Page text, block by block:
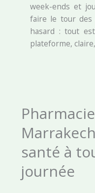
week-ends et
faire le tour des
hasard : tout
plateforme,
santé à
journée